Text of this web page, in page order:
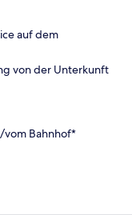
auf dem
von der Unterkunft
vom Bahnhof*